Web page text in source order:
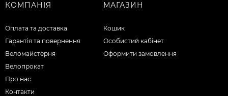
КОМПАНІЯ
Оплата та доставка
Гарантія та повернення
Веломайстерня
Велопрокат
Про нас
Контакти
МАГАЗИН
Кошик
Особистий кабінет
Оформити замовлення